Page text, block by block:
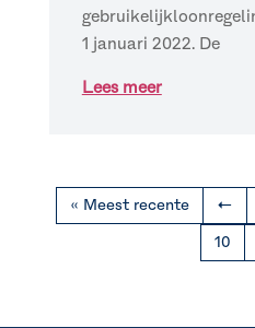
1 januari 2022. De
Lees meer
« Meest recente ←
10